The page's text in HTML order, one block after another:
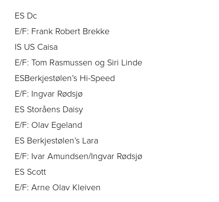
ES Dc
E/F: Frank Robert Brekke
IS US Caisa
E/F: Tom Rasmussen og Siri Linde
ESBerkjestølen’s Hi-Speed
E/F: Ingvar Rødsjø
ES Storåens Daisy
E/F: Olav Egeland
ES Berkjestølen’s Lara
E/F: Ivar Amundsen/Ingvar Rødsjø
ES Scott
E/F: Arne Olav Kleiven